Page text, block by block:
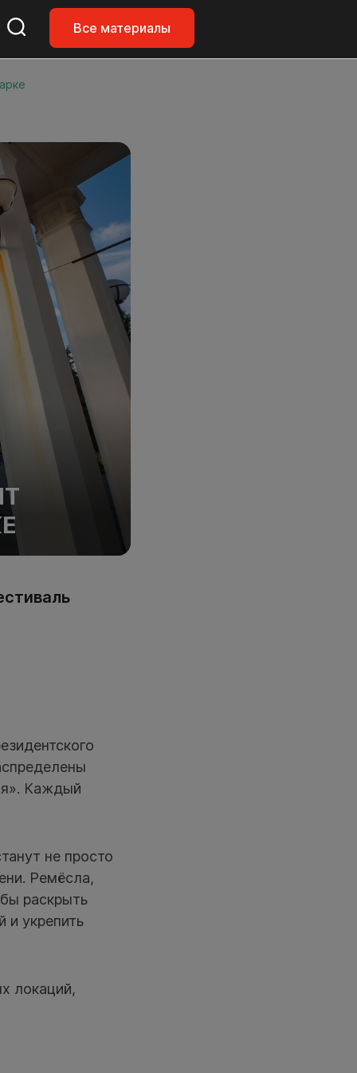
Все материалы
Каждый
не просто
Ремёсла,
раскрыть
и укрепить
локаций,